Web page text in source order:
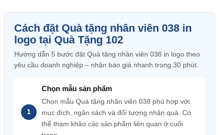
Cách đặt Quà tặng nhân viên 038 in
logo tại Quà Tặng 102
Hướng dẫn 5 bước đặt Quà tặng nhân viên 038 in logo theo
yêu cầu doanh nghiệp – nhận báo giá nhanh trong 30 phút.
Chọn mẫu sản phẩm
Chọn mẫu Quà tặng nhân viên 038 phù hợp với
mục đích, ngân sách và đối tượng nhận quà. Có
thể tham khảo các sản phẩm liên quan ở cuối